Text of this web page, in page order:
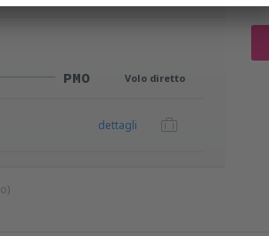
PMO Volo diretto
dettagli